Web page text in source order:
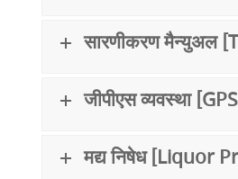
सारणीकरण मैन्युअल
जीपीएस व्यवस्था
मद्य निषेध [Liquor